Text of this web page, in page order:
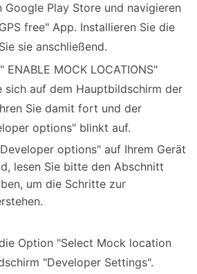
Google Play Store und navigieren
free" App. Installieren Sie die
sie anschließend.
ENABLE MOCK LOCATIONS"
sich auf dem Hauptbildschirm der
Sie damit fort und der
options" blinkt auf.
options" auf Ihrem Gerät
lesen Sie bitte den Abschnitt
um die Schritte zur
Option "Select Mock location
"Developer Settings".